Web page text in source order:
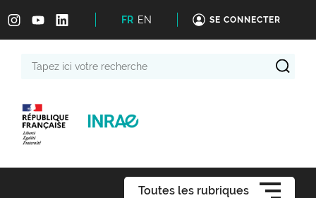
FR EN SE CONNECTER
Toutes les rubriques